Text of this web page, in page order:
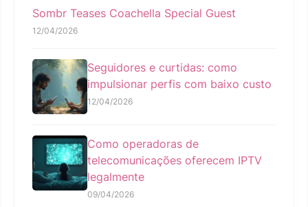
Sombr Teases Coachella Special Guest
12/04/2026
Seguidores e curtidas: como
impulsionar perfis com baixo custo
12/04/2026
Como operadoras de
telecomunicações oferecem IPTV
legalmente
09/04/2026